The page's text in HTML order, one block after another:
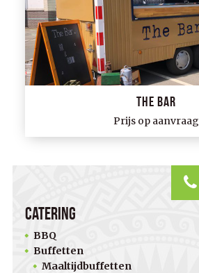
The Bar
Prijs op aanvraag
Catering
BBQ
Buffetten
Maaltijdbuffetten